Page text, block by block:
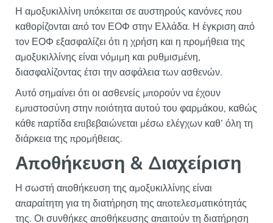
Η αμοξυκιλλίνη υπόκειται σε αυστηρούς κανόνες που
καθορίζονται από τον ΕΟΦ στην Ελλάδα. Η έγκριση από
τον ΕΟΦ εξασφαλίζει ότι η χρήση και η προμήθεια της
αμοξυκιλλίνης είναι νόμιμη και ρυθμισμένη,
διασφαλίζοντας έτσι την ασφάλεια των ασθενών.
Αυτό σημαίνει ότι οι ασθενείς μπορούν να έχουν
εμπιστοσύνη στην ποιότητα αυτού του φαρμάκου, καθώς
κάθε παρτίδα επιβεβαιώνεται μέσω ελέγχων καθ’ όλη τη
διάρκεια της προμήθειας.
Αποθήκευση & Διαχείριση
Η σωστή αποθήκευση της αμοξυκιλλίνης είναι
απαραίτητη για τη διατήρηση της αποτελεσματικότητάς
της. Οι συνθήκες αποθήκευσης απαιτούν τη διατήρηση